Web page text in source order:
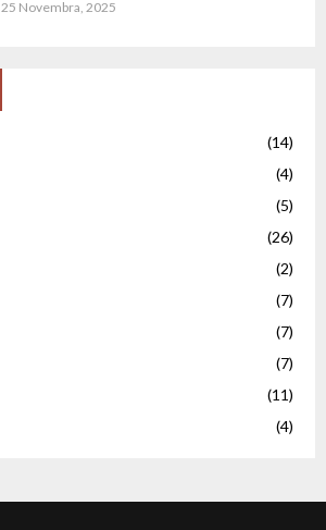
25 Novembra, 2025
(14)
(4)
(5)
(26)
(2)
(7)
(7)
(7)
(11)
(4)